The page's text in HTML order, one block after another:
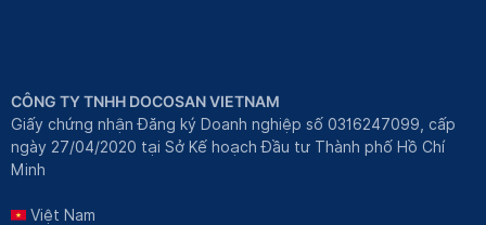
CÔNG TY TNHH DOCOSAN VIETNAM
Giấy chứng nhận Đăng ký Doanh nghiệp số 0316247099, cấp
ngày 27/04/2020 tại Sở Kế hoạch Đầu tư Thành phố Hồ Chí
Minh
Việt Nam